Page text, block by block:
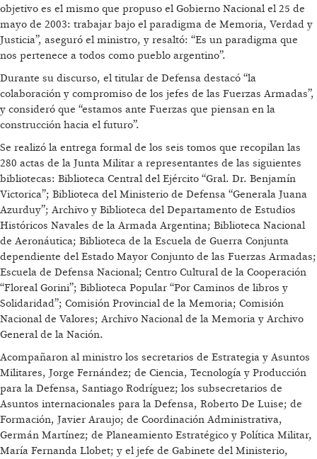
objetivo es el mismo que propuso el Gobierno Nacional el 25 de
mayo de 2003: trabajar bajo el paradigma de Memoria, Verdad y
Justicia”, aseguró el ministro, y resaltó: “Es un paradigma que
nos pertenece a todos como pueblo argentino”.
Durante su discurso, el titular de Defensa destacó “la
colaboración y compromiso de los jefes de las Fuerzas Armadas”,
y consideró que “estamos ante Fuerzas que piensan en la
construcción hacia el futuro”.
Se realizó la entrega formal de los seis tomos que recopilan las
280 actas de la Junta Militar a representantes de las siguientes
bibliotecas: Biblioteca Central del Ejército “Gral. Dr. Benjamín
Victorica”; Biblioteca del Ministerio de Defensa “Generala Juana
Azurduy”; Archivo y Biblioteca del Departamento de Estudios
Históricos Navales de la Armada Argentina; Biblioteca Nacional
de Aeronáutica; Biblioteca de la Escuela de Guerra Conjunta
dependiente del Estado Mayor Conjunto de las Fuerzas Armadas;
Escuela de Defensa Nacional; Centro Cultural de la Cooperación
“Floreal Gorini”; Biblioteca Popular “Por Caminos de libros y
Solidaridad”; Comisión Provincial de la Memoria; Comisión
Nacional de Valores; Archivo Nacional de la Memoria y Archivo
General de la Nación.
Acompañaron al ministro los secretarios de Estrategia y Asuntos
Militares, Jorge Fernández; de Ciencia, Tecnología y Producción
para la Defensa, Santiago Rodríguez; los subsecretarios de
Asuntos internacionales para la Defensa, Roberto De Luise; de
Formación, Javier Araujo; de Coordinación Administrativa,
Germán Martínez; de Planeamiento Estratégico y Política Militar,
María Fernanda Llobet; y el jefe de Gabinete del Ministerio,